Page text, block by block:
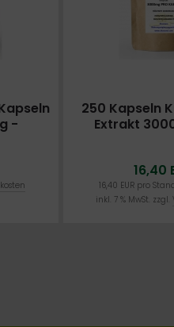
-
250 Kapseln
Extrakt
300mg
16,40
16,40 EUR pro
inkl. 7 % MwSt. zzgl.